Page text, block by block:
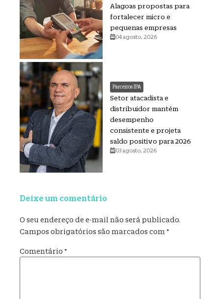
Alagoas propostas para
fortalecer micro e
pequenas empresas
04 agosto, 2026
Parceiros IPA
Setor atacadista e
distribuidor mantém
desempenho
consistente e projeta
saldo positivo para 2026
03 agosto, 2026
Deixe um comentário
O seu endereço de e-mail não será publicado.
Campos obrigatórios são marcados com *
Comentário *